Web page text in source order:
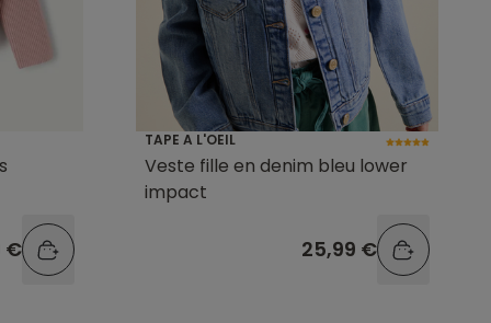
€
TAPE A L'OEIL
Veste fille en denim bleu lower
impact
25,99 €